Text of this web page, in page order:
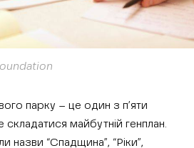
парку – це один з п’яти
складатися майбутній генплан.
назви “Спадщина”, “Ріки”,